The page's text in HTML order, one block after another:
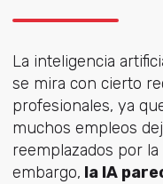
La inteligencia
se mira con cierto
profesionales, ya
muchos empleos
reemplazados por
embargo, la IA